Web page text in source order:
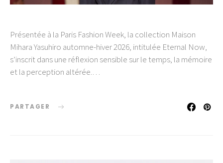
Présentée à la Paris Fashion Week, la collection Maison
Mihara Yasuhiro automne-hiver 2026, intitulée Eternal Now,
s’inscrit dans une réflexion sensible sur le temps, la mémoire
et la perception altérée.…
PARTAGER